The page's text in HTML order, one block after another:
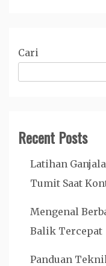
Cari
Recent Posts
Latihan
Tumit Saat
Mengenal
Balik Tercepat
Panduan